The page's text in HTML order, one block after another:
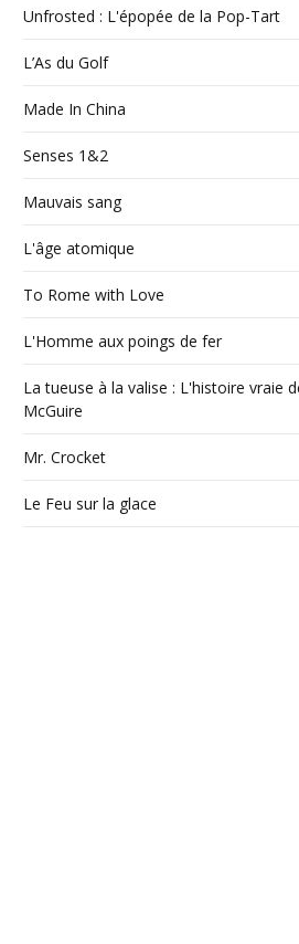
Unfrosted : L'épopée de la Pop-Tart
L’As du Golf
Made In China
Senses 1&2
Mauvais sang
L'âge atomique
To Rome with Love
L'Homme aux poings de fer
La tueuse à la valise : L'histoire vraie
McGuire
Mr. Crocket
Le Feu sur la glace